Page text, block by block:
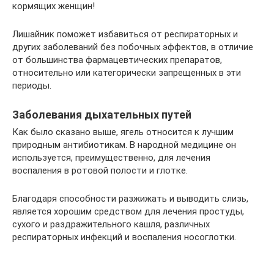
кормящих женщин!
Лишайник поможет избавиться от респираторных и
других заболеваний без побочных эффектов, в отличие
от большинства фармацевтических препаратов,
относительно или категорически запрещенных в эти
периоды.
Заболевания дыхательных путей
Как было сказано выше, ягель относится к лучшим
природным антибиотикам. В народной медицине он
используется, преимущественно, для лечения
воспаления в ротовой полости и глотке.
Благодаря способности разжижать и выводить слизь,
является хорошим средством для лечения простуды,
сухого и раздражительного кашля, различных
респираторных инфекций и воспаления носоглотки.